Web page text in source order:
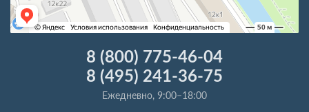
8 (800) 775-46-04
8 (495) 241-36-75
Ежедневно, 9:00–18:00